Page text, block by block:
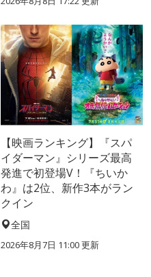
【映画ランキング】『スパ
イダーマン』シリーズ最高
発進で初登場V！『ちいか
わ』は2位、新作3本がラン
クイン
全国
2026年8月7日 11:00更新